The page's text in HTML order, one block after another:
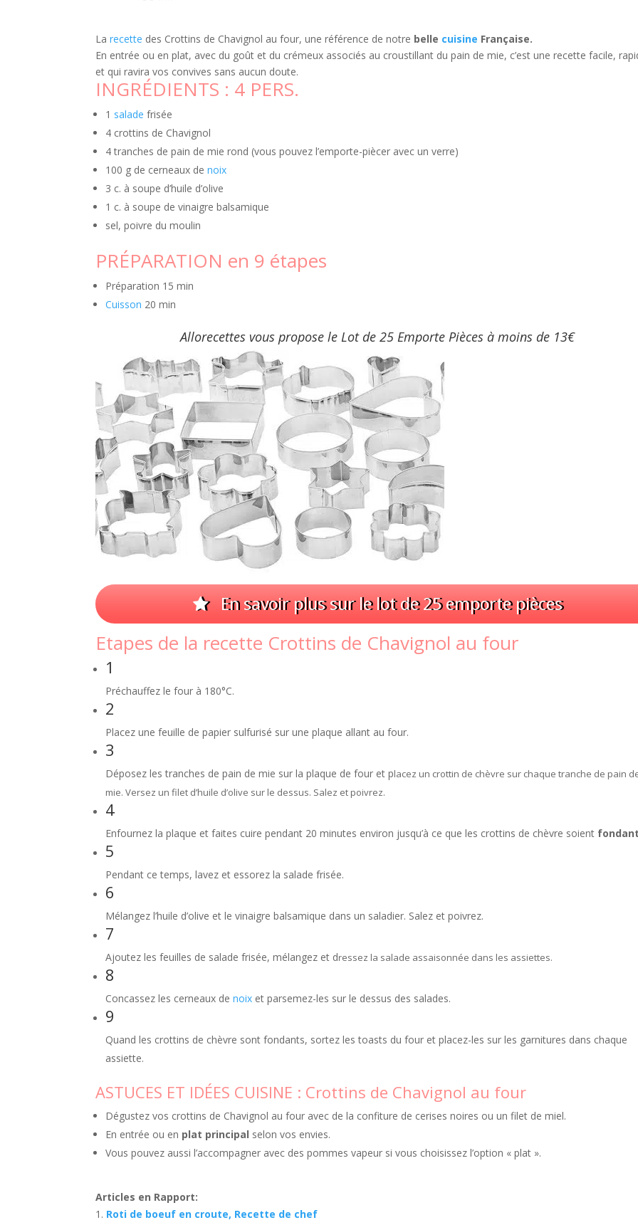
Larecette des Crottins de Chavignol au four, une référence de notre belle cuisine Française.
En entrée ou en plat, avec du goût et du crémeux associés au croustillant du pain de mie, c’est une recette facile,
et qui ravira vos convives sans aucun doute.
INGRÉDIENTS : 4 PERS.
1 salade frisée
4 crottins de Chavignol
4 tranches de pain de mie rond (vous pouvez l’emporte-piècer avec un verre)
100 g de cerneaux denoix
3 c. à soupe d’huile d’olive
1 c. à soupe de vinaigre balsamique
sel, poivre du moulin
PRÉPARATION en 9 étapes
Préparation 15 min
Cuisson 20 min
Allorecettes vous propose le Lot de 25 Emporte Pièces à moins de 13€
En savoir plus sur le lot de 25 emporte pièces
Etapes de la recette Crottins de Chavignol au four
1
Préchauffez le four à 180°C.
2
Placez une feuille de papier sulfurisé sur une plaque allant au four.
3
Déposez les tranches de pain de mie sur la plaque de four et placez un crottin de chèvre sur chaque tranche de pain
mie. Versez un filet d’huile d’olive sur le dessus. Salez et poivrez.
4
Enfournez la plaque et faites cuire pendant 20 minutes environ jusqu’à ce que les crottins de chèvre soient
5
Pendant ce temps, lavez et essorez la salade frisée.
6
Mélangez l’huile d’olive et le vinaigre balsamique dans un saladier. Salez et poivrez.
7
Ajoutez les feuilles de salade frisée, mélangez et dressez la salade assaisonnée dans les assiettes.
8
Concassez les cerneaux denoix et parsemez-les sur le dessus des salades.
9
Quand les crottins de chèvre sont fondants, sortez les toasts du four et placez-les sur les garnitures dans chaque
assiette.
ASTUCES ET IDÉES CUISINE : Crottins de Chavignol au four
Dégustez vos crottins de Chavignol au four avec de la confiture de cerises noires ou un filet de miel.
En entrée ou en plat principal selon vos envies.
Vous pouvez aussi l’accompagner avec des pommes vapeur si vous choisissez l’option « plat ».
Articles en Rapport:
Roti de boeuf en croute, Recette de chef